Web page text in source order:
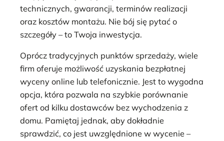
technicznych, gwarancji, terminów realizacji
oraz kosztów montażu. Nie bój się pytać o
szczegóły – to Twoja inwestycja.
Oprócz tradycyjnych punktów sprzedaży, wiele
firm oferuje możliwość uzyskania bezpłatnej
wyceny online lub telefonicznie. Jest to wygodna
opcja, która pozwala na szybkie porównanie
ofert od kilku dostawców bez wychodzenia z
domu. Pamiętaj jednak, aby dokładnie
sprawdzić, co jest uwzględnione w wycenie –